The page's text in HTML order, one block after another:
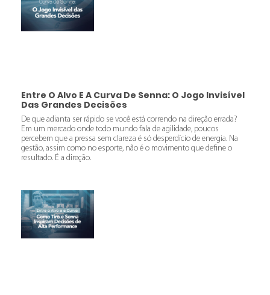
Entre O Alvo E A Curva De Senna: O Jogo Invisível
Das Grandes Decisões
De que adianta ser rápido se você está correndo na direção errada?
Em um mercado onde todo mundo fala de agilidade, poucos
percebem que a pressa sem clareza é só desperdício de energia. Na
gestão, assim como no esporte, não é o movimento que define o
resultado. É a direção.